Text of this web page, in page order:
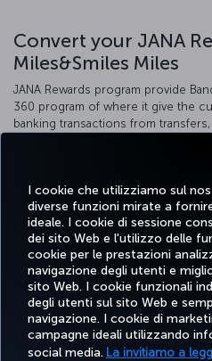
I cookie che utilizziamo sul
diverse funzioni mirate a
ideale. I cookie di sessione
dei sito Web e l'utilizzo delle
cookie per le prestazioni
navigazione degli utenti e
sito Web. I cookie funzionali
degli utenti sul sito Web e
navigazione. I cookie di
campagne ideali utilizzando
social media. La invitiamo a
Convert your JANA
Miles&Smiles Miles
JANA Rewards program provide
360 program of where it give the
banking transactions from
website.
Facebook
Twitter
PRENOTARE
E GESTIRE
SCOPRI
OFFERTE E